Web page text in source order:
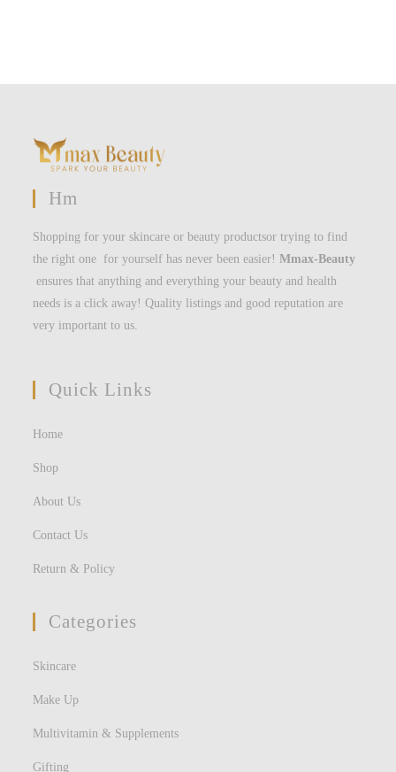
Hm
Shopping for your skincare or beauty productsor trying to find
the right one for yourself has never been easier!Mmax-Beauty
ensures that anything and everything your beauty and health
needs is a click away! Quality listings and good reputation are
very important to us.
Quick Links
Home
Shop
About Us
Contact Us
Return & Policy
Categories
Skincare
Make Up
Multivitamin & Supplements
Gifting